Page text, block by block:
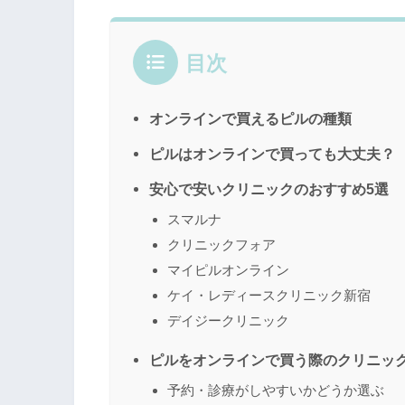
目次
オンラインで買えるピルの種類
ピルはオンラインで買っても大丈夫？
安心で安いクリニックのおすすめ5選
スマルナ
クリニックフォア
マイピルオンライン
ケイ・レディースクリニック新宿
デイジークリニック
ピルをオンラインで買う際のクリニッ
予約・診療がしやすいかどうか選ぶ